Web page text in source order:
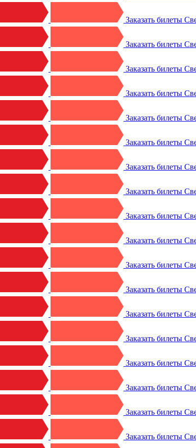
Заказать билеты
Заказать билеты
Заказать билеты
Заказать билеты
Заказать билеты
Заказать билеты
Заказать билеты
Заказать билеты
Заказать билеты
Заказать билеты
Заказать билеты
Заказать билеты
Заказать билеты
Заказать билеты
Заказать билеты
Заказать билеты
Заказать билеты
Заказать билеты